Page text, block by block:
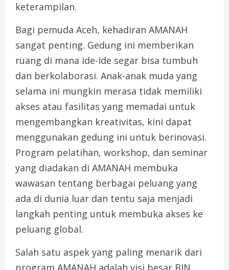
keterampilan.
Bagi pemuda Aceh, kehadiran AMANAH
sangat penting. Gedung ini memberikan
ruang di mana ide-ide segar bisa tumbuh
dan berkolaborasi. Anak-anak muda yang
selama ini mungkin merasa tidak memiliki
akses atau fasilitas yang memadai untuk
mengembangkan kreativitas, kini dapat
menggunakan gedung ini untuk berinovasi.
Program pelatihan, workshop, dan seminar
yang diadakan di AMANAH membuka
wawasan tentang berbagai peluang yang
ada di dunia luar dan tentu saja menjadi
langkah penting untuk membuka akses ke
peluang global.
Salah satu aspek yang paling menarik dari
program AMANAH adalah visi besar BIN